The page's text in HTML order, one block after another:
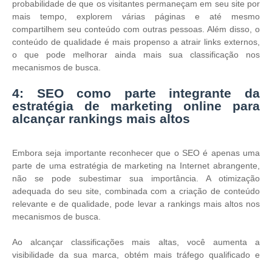
probabilidade de que os visitantes permaneçam em seu site por
mais tempo, explorem várias páginas e até mesmo
compartilhem seu conteúdo com outras pessoas. Além disso, o
conteúdo de qualidade é mais propenso a atrair links externos,
o que pode melhorar ainda mais sua classificação nos
mecanismos de busca.
4: SEO como parte integrante da
estratégia de marketing online para
alcançar rankings mais altos
Embora seja importante reconhecer que o SEO é apenas uma
parte de uma estratégia de marketing na Internet abrangente,
não se pode subestimar sua importância. A otimização
adequada do seu site, combinada com a criação de conteúdo
relevante e de qualidade, pode levar a rankings mais altos nos
mecanismos de busca.
Ao alcançar classificações mais altas, você aumenta a
visibilidade da sua marca, obtém mais tráfego qualificado e